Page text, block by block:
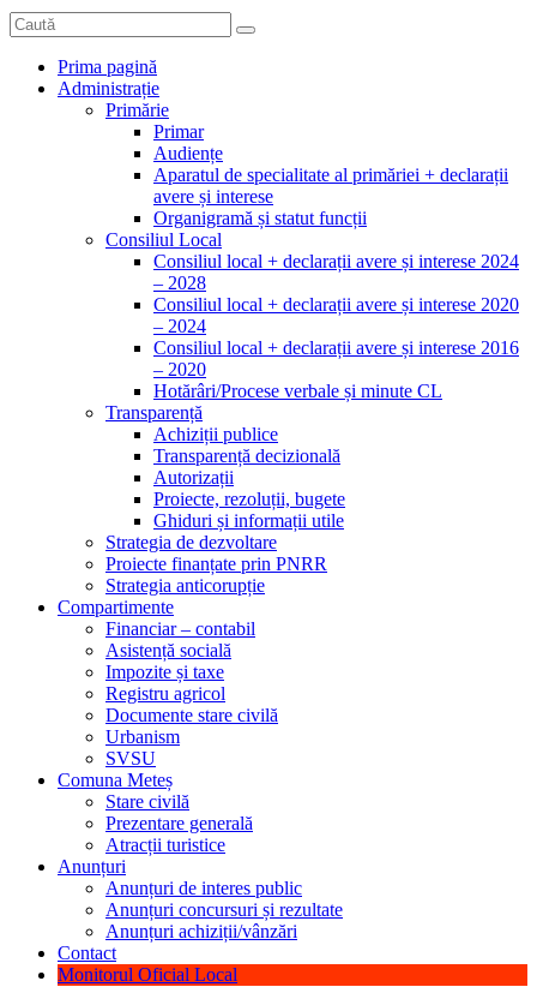
Prima pagină
Administrație
Primărie
Primar
Audiențe
Aparatul de specialitate al primăriei + declarații
avere și interese
Organigramă și statut funcții
Consiliul Local
Consiliul local + declarații avere și interese 2024
– 2028
Consiliul local + declarații avere și interese 2020
– 2024
Consiliul local + declarații avere și interese 2016
– 2020
Hotărâri/Procese verbale și minute CL
Transparență
Achiziții publice
Transparență decizională
Autorizații
Proiecte, rezoluții, bugete
Ghiduri și informații utile
Strategia de dezvoltare
Proiecte finanțate prin PNRR
Strategia anticorupție
Compartimente
Financiar – contabil
Asistență socială
Impozite și taxe
Registru agricol
Documente stare civilă
Urbanism
SVSU
Comuna Meteș
Stare civilă
Prezentare generală
Atracții turistice
Anunțuri
Anunțuri de interes public
Anunțuri concursuri și rezultate
Anunțuri achiziții/vânzări
Contact
Monitorul Oficial Local